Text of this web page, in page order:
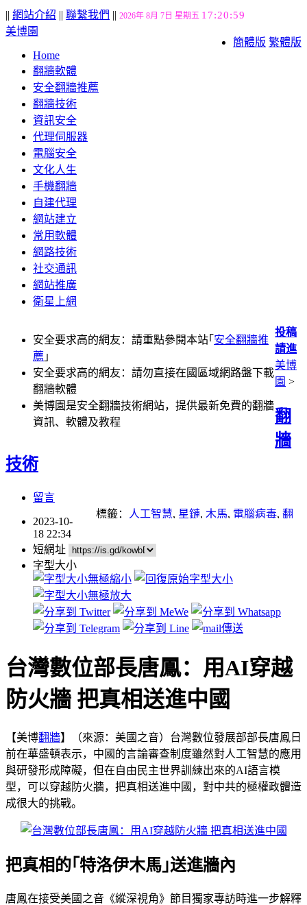
|| 網站介紹 || 聯繫我們 || 2026年 8月 7日 星期五 17:21:00
簡體版 繁體版
美博園
Home
翻牆軟體
安全翻牆推薦
翻牆技術
資訊安全
代理伺服器
電腦安全
文化人生
手機翻牆
自建代理
網站建立
常用軟體
網路技術
社交通訊
網站推廣
衛星上網
安全要求高的網友：請重點參閱本站｢ 安全翻牆推
薦 ｣
安全要求高的網友：請勿直接在國區域網路盤下載
翻牆軟體
美博園是安全翻牆技術網站，提供最新免費的翻牆
資訊、軟體及教程
投稿
請進
美博
園 >
翻
牆
技術
留言
標籤：
人工智慧, 星鏈, 木馬, 電腦病毒, 翻
2023-10-
18 22:34
短網址
字型大小
台灣數位部長唐鳳：用AI穿越
防火牆 把真相送進中國
【美博翻牆】（來源：美國之音）台灣數位發展部部長唐鳳日
前在華盛頓表示，中國的言論審查制度雖然對人工智慧的應用
與研發形成障礙，但在自由民主世界訓練出來的AI語言模
型，可以穿越防火牆，把真相送進中國，對中共的極權政體造
成很大的挑戰。
把真相的｢特洛伊木馬｣送進牆內
唐鳳在接受美國之音《縱深視角》節目獨家專訪時進一步解釋